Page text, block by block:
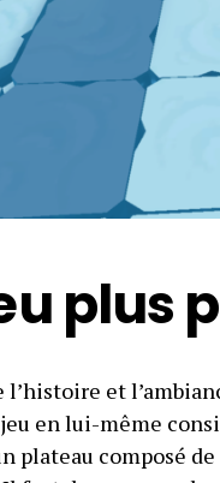
plus
l’histoire et
en lui-même
plateau composé